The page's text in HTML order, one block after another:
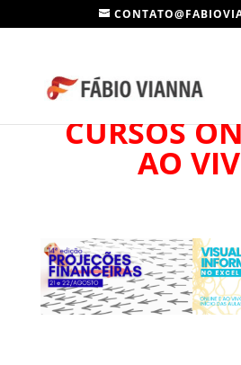
CURSOS
AO